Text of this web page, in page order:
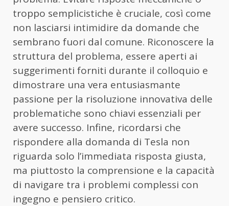
troppo semplicistiche è cruciale, così come
non lasciarsi intimidire da domande che
sembrano fuori dal comune. Riconoscere la
struttura del problema, essere aperti ai
suggerimenti forniti durante il colloquio e
dimostrare una vera entusiasmante
passione per la risoluzione innovativa delle
problematiche sono chiavi essenziali per
avere successo. Infine, ricordarsi che
rispondere alla domanda di Tesla non
riguarda solo l’immediata risposta giusta,
ma piuttosto la comprensione e la capacità
di navigare tra i problemi complessi con
ingegno e pensiero critico.